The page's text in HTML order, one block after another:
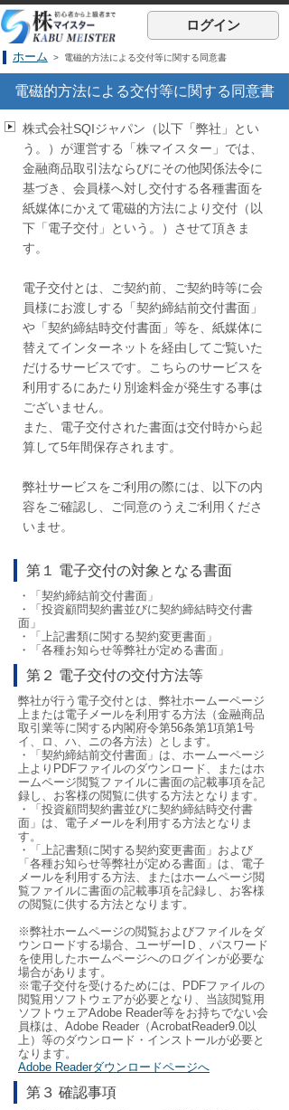
ログイン
ホーム > 電磁的方法による交付等に関する同意書
電磁的方法による交付等に関する同意書
株式会社SQIジャパン（以下「弊社」とい
う。）が運営する「株マイスター」では、
金融商品取引法ならびにその他関係法令に
基づき、会員様へ対し交付する各種書面を
紙媒体にかえて電磁的方法により交付（以
下「電子交付」という。）させて頂きま
す。
電子交付とは、ご契約前、ご契約時等に会
員様にお渡しする「契約締結前交付書面」
や「契約締結時交付書面」等を、紙媒体に
替えてインターネットを経由してご覧いた
だけるサービスです。こちらのサービスを
利用するにあたり別途料金が発生する事は
ございません。
また、電子交付された書面は交付時から起
算して5年間保存されます。
弊社サービスをご利用の際には、以下の内
容をご確認し、ご同意のうえご利用くださ
いませ。
第１ 電子交付の対象となる書面
・「契約締結前交付書面」
・「投資顧問契約書並びに契約締結時交付書
面」
・「上記書類に関する契約変更書面」
・「各種お知らせ等弊社が定める書面」
第２ 電子交付の交付方法等
弊社が行う電子交付とは、弊社ホームーページ
上または電子メールを利用する方法（金融商品
取引業等に関する内閣府令第56条第1項第1号
イ、ロ、ハ、ニの各方法）とします。
・「契約締結前交付書面」は、ホームーページ
上よりPDFファイルのダウンロード、またはホ
ームページ閲覧ファイルに書面の記載事項を記
録し、お客様の閲覧に供する方法となります。
・「投資顧問契約書並びに契約締結時交付書
面」は、電子メールを利用する方法となりま
す。
・「上記書類に関する契約変更書面」および
「各種お知らせ等弊社が定める書面」は、電子
メールを利用する方法、またはホームページ閲
覧ファイルに書面の記載事項を記録し、お客様
の閲覧に供する方法となります。
※弊社ホームページの閲覧およびファイルをダ
ウンロードする場合、ユーザーIＤ、パスワード
を使用したホームページへのログインが必要な
場合があります。
※電子交付を受けるためには、PDFファイルの
閲覧用ソフトウェアが必要となり、当該閲覧用
ソフトウェアAdobe Reader等をお持ちでない会
員様は、Adobe Reader（AcrobatReader9.0以
上）等のダウンロード・インストールが必要と
なります。
Adobe Readerダウンロードページへ
第３ 確認事項